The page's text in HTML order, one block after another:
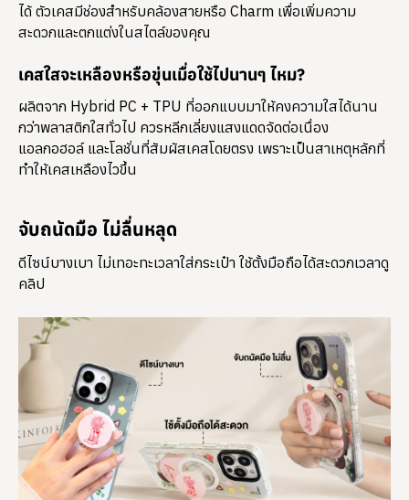
ได้ ตัวเคสมีช่องสำหรับคล้องสายหรือ Charm เพื่อเพิ่มความ
สะดวกและตกแต่งในสไตล์ของคุณ
เคสใสจะเหลืองหรือขุ่นเมื่อใช้ไปนานๆ ไหม?
ผลิตจาก Hybrid PC + TPU ที่ออกแบบมาให้คงความใสได้นาน
กว่าพลาสติกใสทั่วไป ควรหลีกเลี่ยงแสงแดดจัดต่อเนื่อง
แอลกอฮอล์ และโลชั่นที่สัมผัสเคสโดยตรง เพราะเป็นสาเหตุหลักที่
ทำให้เคสเหลืองไวขึ้น
จับถนัดมือ ไม่ลื่นหลุด
ดีไซน์บางเบา ไม่เทอะทะเวลาใส่กระเป๋า ใช้ตั้งมือถือได้สะดวกเวลาดู
คลิป